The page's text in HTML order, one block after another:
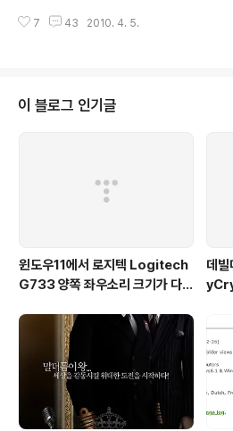
클릭후에 스크롤바를 살짝 내려보면 숨김 파일, 폴
게된 톡플레이어를 몇일간 사용해보니 생각보다
램이 필요한것입니다. 물론 프로그램이 업데이트
텍도 업데이트 되기때문에 코텍 걱정은 안합니다.
에 4기가 메모리를 사용하면서도 32비트용 플레
7 43 2010. 4. 5.
이 블로그 인기글
윈도우11에서 로지텍 Logitech
G733 양쪽 좌우소리 크기가 다르
게 들려요!)
데